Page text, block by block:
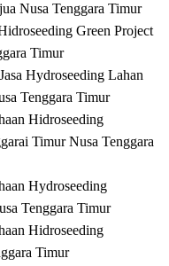
Nusa Tenggara Timur
Green Project
Timur
Hydroseeding Lahan
Tenggara Timur
Hidroseeding
Timur Nusa Tenggara
Hydroseeding
Tenggara Timur
Hidroseeding
Timur